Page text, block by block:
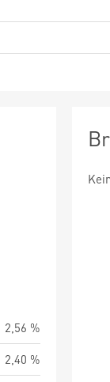
2,56 %
2,40 %